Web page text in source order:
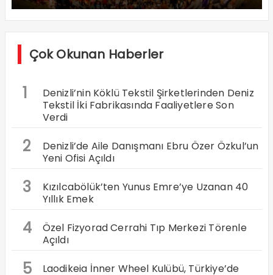
Çok Okunan Haberler
1
Denizli’nin Köklü Tekstil Şirketlerinden Deniz
Tekstil İki Fabrikasında Faaliyetlere Son
Verdi
2
Denizli’de Aile Danışmanı Ebru Özer Özkul’un
Yeni Ofisi Açıldı
3
Kızılcabölük’ten Yunus Emre’ye Uzanan 40
Yıllık Emek
4
Özel Fizyorad Cerrahi Tıp Merkezi Törenle
Açıldı
5
Laodikeia İnner Wheel Kulübü, Türkiye’de